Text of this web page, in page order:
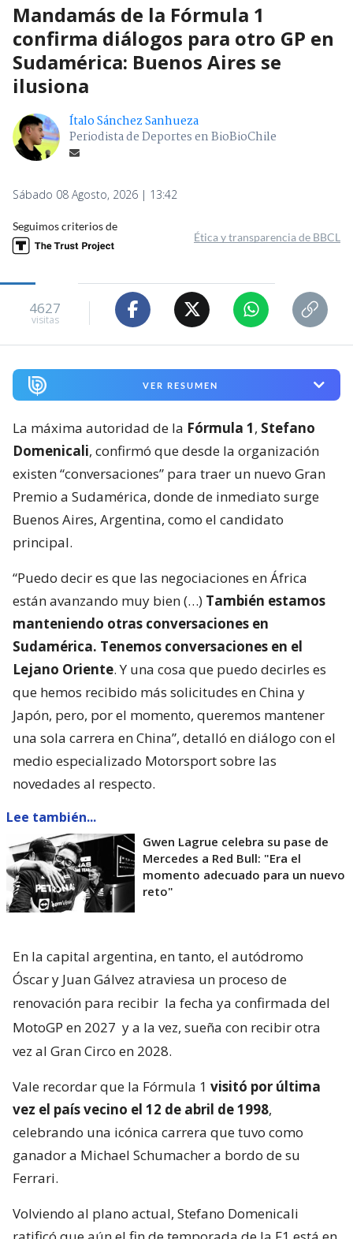
Mandamás de la Fórmula 1
confirma diálogos para otro GP en
Sudamérica: Buenos Aires se
ilusiona
Ítalo Sánchez Sanhueza
Periodista de Deportes en BioBioChile
Sábado 08 Agosto, 2026 | 13:42
Seguimos criterios de
Ética y transparencia de BBCL
4627
visitas
VER RESUMEN
La máxima autoridad de la Fórmula 1, Stefano
Domenicali, confirmó que desde la organización
existen “conversaciones” para traer un nuevo Gran
Premio a Sudamérica, donde de inmediato surge
Buenos Aires, Argentina, como el candidato
principal.
“Puedo decir es que las negociaciones en África
están avanzando muy bien (…) También estamos
manteniendo otras conversaciones en
Sudamérica. Tenemos conversaciones en el
Lejano Oriente. Y una cosa que puedo decirles es
que hemos recibido más solicitudes en China y
Japón, pero, por el momento, queremos mantener
una sola carrera en China”, detalló en diálogo con el
medio especializado Motorsport sobre las
novedades al respecto.
Lee también...
Gwen Lagrue celebra su pase de
Mercedes a Red Bull: "Era el
momento adecuado para un nuevo
reto"
En la capital argentina, en tanto, el autódromo
Óscar y Juan Gálvez atraviesa un proceso de
renovación para recibir la fecha ya confirmada del
MotoGP en 2027 y a la vez, sueña con recibir otra
vez al Gran Circo en 2028.
Vale recordar que la Fórmula 1 visitó por última
vez el país vecino el 12 de abril de 1998,
celebrando una icónica carrera que tuvo como
ganador a Michael Schumacher a bordo de su
Ferrari.
Volviendo al plano actual, Stefano Domenicali